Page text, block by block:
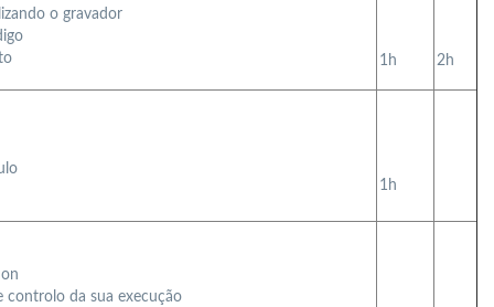
o gravador
1h 2h
1h
controlo da sua execução